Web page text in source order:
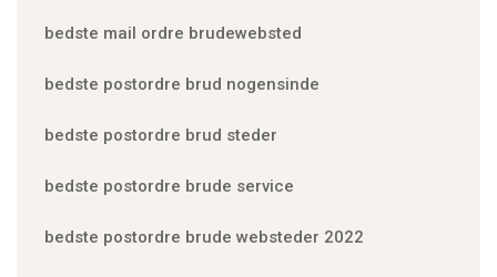
bedste mail ordre brudewebsted
bedste postordre brud nogensinde
bedste postordre brud steder
bedste postordre brude service
bedste postordre brude websteder 2022